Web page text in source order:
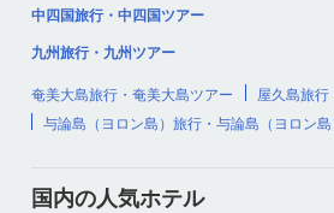
中四国旅行・中四国ツアー
九州旅行・九州ツアー
奄美大島旅行・奄美大島ツアー
屋久島旅行
与論島（ヨロン島）旅行・与論島（ヨロン
国内の人気ホテル